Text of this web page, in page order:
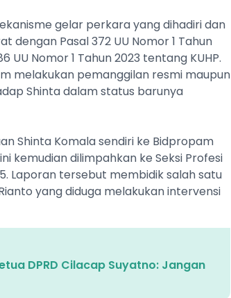
gelar perkara yang dihadiri dan
dengan Pasal 372 UU Nomor 1 Tahun
UU Nomor 1 Tahun 2023 tentang KUHP.
melakukan pemanggilan resmi maupun
Shinta dalam status barunya
Shinta Komala sendiri ke Bidpropam
kemudian dilimpahkan ke Seksi Profesi
Laporan tersebut membidik salah satu
yang diduga melakukan intervensi
DPRD Cilacap Suyatno: Jangan